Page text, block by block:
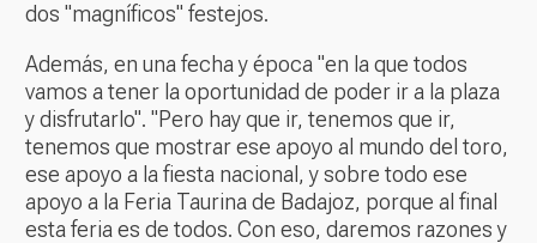
dos "magníficos" festejos.
Además, en una fecha y época "en la que todos
vamos a tener la oportunidad de poder ir a la plaza
y disfrutarlo". "Pero hay que ir, tenemos que ir,
tenemos que mostrar ese apoyo al mundo del toro,
ese apoyo a la fiesta nacional, y sobre todo ese
apoyo a la Feria Taurina de Badajoz, porque al final
esta feria es de todos. Con eso, daremos razones y